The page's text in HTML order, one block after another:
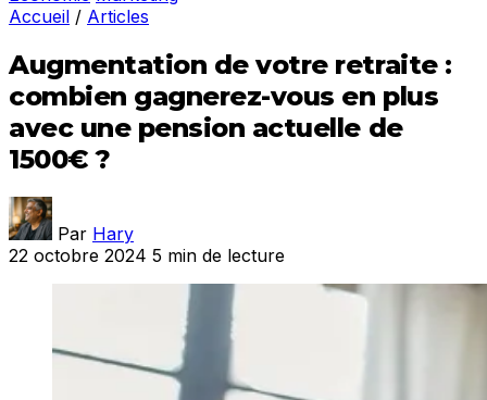
Accueil / Articles
Augmentation de votre retraite :
combien gagnerez-vous en plus
avec une pension actuelle de
1500€ ?
Par Hary
22 octobre 2024 5 min de lecture